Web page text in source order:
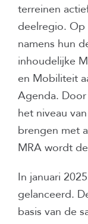
terreinen
deelregio. Op
namens hun
inhoudelijke
en Mobiliteit
Agenda.
het niveau
brengen met
MRA wordt
In januari
gelanceerd.
basis van de